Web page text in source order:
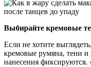
Выбирайте кремовые
Если не хотите
кремовые румяна, тени и
нанесения фиксируются.